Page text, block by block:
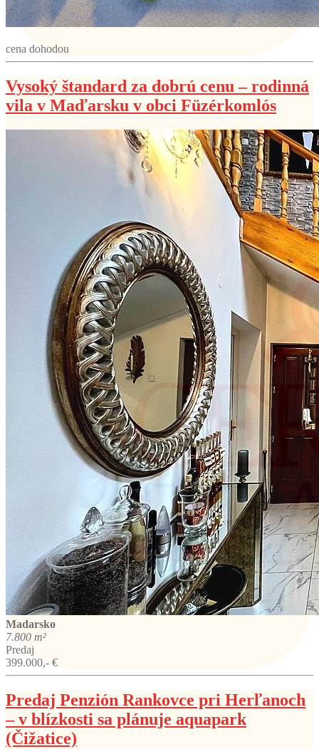
cena dohodou
Vysoký štandard za dobrú cenu – rodinná
vila v Maďarsku v obci Füzérkomlós
Madarsko
7.800 m²
Predaj
399.000,- €
Predaj Penzión Rankovce pri Herľanoch
– v blízkosti sa plánuje aquapark
(Čižatice)